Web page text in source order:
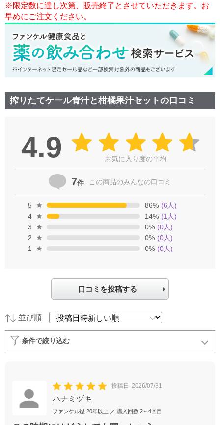
※限定数に達し次第、販売終了とさせていただきます。お
早めにご注文ください。
搾りたてケール青汁と柑橘果汁セットの口コミ
4.9 お気に入り度の平均
7件 この商品のみんなの口コミ
5 86% (6 人)
4
14% (1 人)
3
0% (0人)
2
0% (0人)
1
0% (0人)
口コミを投稿する
並び順
条件で絞り込む
投稿日 2026/07/31
ハナミヅキ
ファンケル歴 20年以上 ／ 購入回数 2～4回目